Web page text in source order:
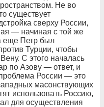
Не во
существует
сверху России,
— начиная с той же
еще Петр был
Турции, чтобы
С этого началась
по Азову — ответ, и
России — это
масонствующих
использовать Россию,
для осуществления